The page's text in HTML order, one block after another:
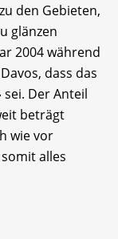
den Gebieten,
glänzen
2004 während
dass das
sei. Der Anteil
beträgt
wie vor
alles